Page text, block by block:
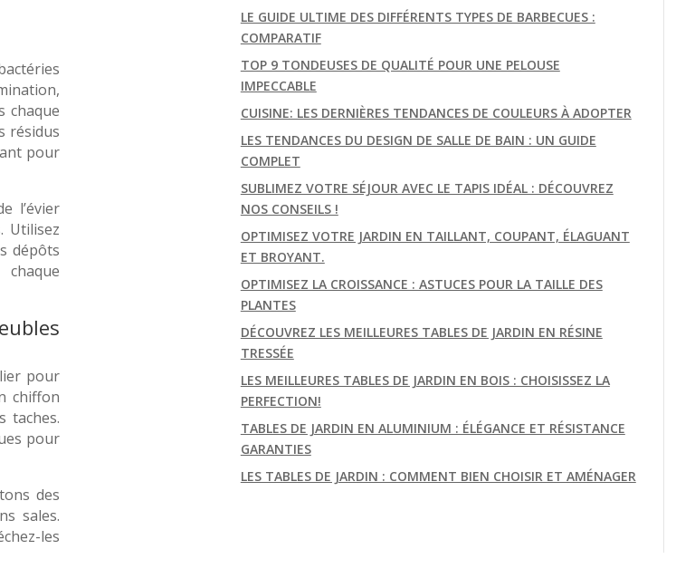
chaque
résidus
pour
l’évier
Utilisez
dépôts
pour
chiffon
taches.
pour
des
sales.
les
LE GUIDE ULTIME DES DIFFÉRENTS TYPES DE BARBECUES :
COMPARATIF
TOP 9 TONDEUSES DE QUALITÉ POUR UNE PELOUSE
IMPECCABLE
CUISINE: LES DERNIÈRES TENDANCES DE COULEURS À ADOPTER
LES TENDANCES DU DESIGN DE SALLE DE BAIN : UN GUIDE
COMPLET
SUBLIMEZ VOTRE SÉJOUR AVEC LE TAPIS IDÉAL : DÉCOUVREZ
NOS CONSEILS !
OPTIMISEZ VOTRE JARDIN EN TAILLANT, COUPANT, ÉLAGUANT
ET BROYANT.
OPTIMISEZ LA CROISSANCE : ASTUCES POUR LA TAILLE DES
PLANTES
DÉCOUVREZ LES MEILLEURES TABLES DE JARDIN EN RÉSINE
TRESSÉE
LES MEILLEURES TABLES DE JARDIN EN BOIS : CHOISISSEZ LA
PERFECTION!
TABLES DE JARDIN EN ALUMINIUM : ÉLÉGANCE ET RÉSISTANCE
GARANTIES
LES TABLES DE JARDIN : COMMENT BIEN CHOISIR ET AMÉNAGER